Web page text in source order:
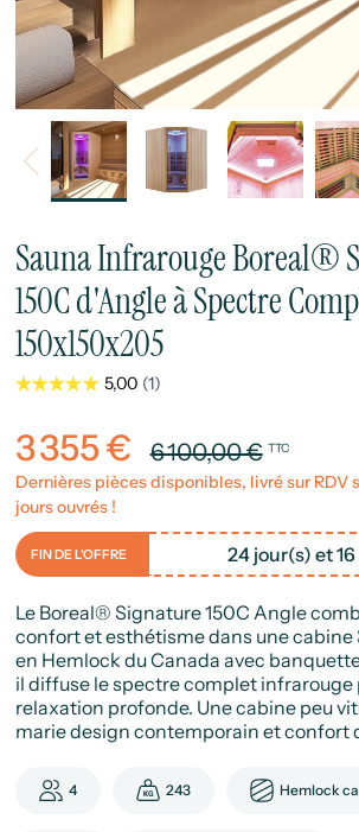
Précédent
Sauna Infrarouge Boreal®
150C d'Angle à Spectre
150x150x205
3 355 € 6 100,00 € TTC
Dernières pièces disponibles, livré sur RDV
jours ouvrés !
FIN DE L'OFFRE 24 jour(s) et
Le Boreal® Signature 150C Angle
confort et esthétisme dans une cabine
en Hemlock du Canada avec
il diffuse le spectre complet infrarouge
relaxation profonde. Une cabine peu
marie design contemporain et confort
4 243 Hemlock